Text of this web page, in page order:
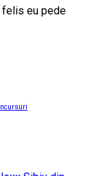
felis eu pede